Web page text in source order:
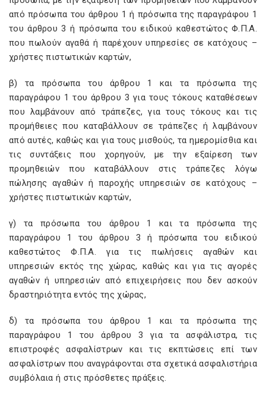
από πρόσωπα του άρθρου 1 ή πρόσωπα της παραγράφου 1
του άρθρου 3 ή πρόσωπα του ειδικού καθεστώτος Φ.Π.Α.
που πωλούν αγαθά ή παρέχουν υπηρεσίες σε κατόχους –
χρήστες πιστωτικών καρτών,
β) τα πρόσωπα του άρθρου 1 και τα πρόσωπα της
παραγράφου 1 του άρθρου 3 για τους τόκους καταθέσεων
που λαμβάνουν από τράπεζες, για τους τόκους και τις
προμήθειες που καταβάλλουν σε τράπεζες ή λαμβάνουν
από αυτές, καθώς και για τους μισθούς, τα ημερομίσθια και
τις συντάξεις που χορηγούν, με την εξαίρεση των
προμηθειών που καταβάλλουν στις τράπεζες λόγω
πώλησης αγαθών ή παροχής υπηρεσιών σε κατόχους –
χρήστες πιστωτικών καρτών,
γ) τα πρόσωπα του άρθρου 1 και τα πρόσωπα της
παραγράφου 1 του άρθρου 3 ή πρόσωπα του ειδικού
καθεστώτος Φ.Π.Α. για τις πωλήσεις αγαθών και
υπηρεσιών εκτός της χώρας, καθώς και για τις αγορές
αγαθών ή υπηρεσιών από επιχειρήσεις που δεν ασκούν
δραστηριότητα εντός της χώρας,
δ) τα πρόσωπα του άρθρου 1 και τα πρόσωπα της
παραγράφου 1 του άρθρου 3 για τα ασφάλιστρα, τις
επιστροφές ασφαλίστρων και τις εκπτώσεις επί των
ασφαλίστρων που αναγράφονται στα σχετικά ασφαλιστήρια
συμβόλαια ή στις πρόσθετες πράξεις.